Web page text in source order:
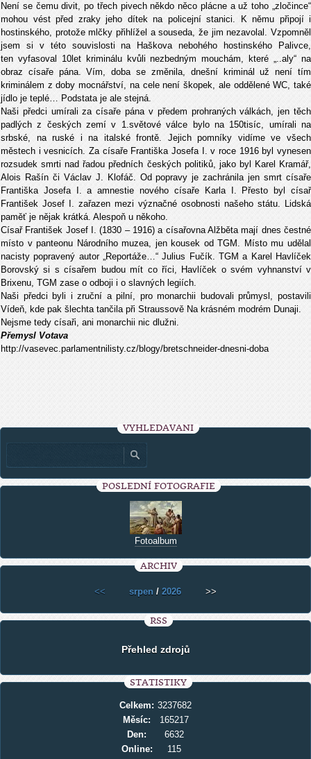
Není se čemu divit, po třech pivech někdo něco plácne a už toho „zločince“
mohou vést před zraky jeho dítek na policejní stanici. K němu připojí i
hostinského, protože mlčky přihlížel a souseda, že jim nezavolal. Vzpomněl
jsem si v této souvislosti na Haškova nebohého hostinského Palivce,
ten vyfasoval 10let kriminálu kvůli nezbedným mouchám, které „..aly“ na
obraz císaře pána. Vím, doba se změnila, dnešní kriminál už není tím
kriminálem z doby mocnářství, na cele není škopek, ale oddělené WC, také
jídlo je teplé… Podstata je ale stejná.
Naši předci umírali za císaře pána v předem prohraných válkách, jen těch
padlých z českých zemí v 1.světové válce bylo na 150tisíc, umírali na
srbské, na ruské i na italské frontě. Jejich pomníky vidíme ve všech
městech i vesnicích. Za císaře Františka Josefa I. v roce 1916 byl vynesen
rozsudek smrti nad řadou předních českých politiků, jako byl Karel Kramář,
Alois Rašín či Václav J. Klofáč. Od popravy je zachránila jen smrt císaře
Františka Josefa I. a amnestie nového císaře Karla I. Přesto byl císař
František Josef I. zařazen mezi význačné osobnosti našeho státu. Lidská
paměť je nějak krátká. Alespoň u někoho.
Císař František Josef I. (1830 – 1916) a císařovna Alžběta mají dnes čestné
místo v panteonu Národního muzea, jen kousek od TGM. Místo mu udělal
nacisty popravený autor „Reportáže…“ Julius Fučík. TGM a Karel Havlíček
Borovský si s císařem budou mít co říci, Havlíček o svém vyhnanství v
Brixenu, TGM zase o odboji i o slavných legiích.
Naši předci byli i zruční a pilní, pro monarchii budovali průmysl, postavili
Vídeň, kde pak šlechta tančila při Straussově Na krásném modrém Dunaji.
Nejsme tedy císaři, ani monarchii nic dlužni.
Přemysl Votava
http://vasevec.parlamentnilisty.cz/blogy/bretschneider-dnesni-doba
VYHLEDÁVÁNÍ
POSLEDNÍ FOTOGRAFIE
Fotoalbum
ARCHIV
<< srpen / 2026 >>
RSS
Přehled zdrojů
STATISTIKY
Online: 115
Celkem: 3237682
Měsíc:
165217
Den:
6632